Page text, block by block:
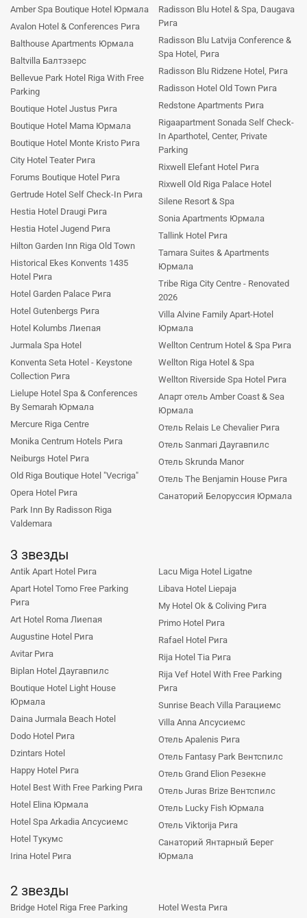
Amber Spa Boutique Hotel Юрмала
Avalon Hotel & Conferences Рига
Balthouse Apartments Юрмала
Baltvilla Балтэзерс
Bellevue Park Hotel Riga With Free
Parking
Boutique Hotel Justus Рига
Boutique Hotel Mama Юрмала
Boutique Hotel Monte Kristo Рига
City Hotel Teater Рига
Forums Boutique Hotel Рига
Gertrude Hotel Self Check-In Рига
Hestia Hotel Draugi Рига
Hestia Hotel Jugend Рига
Hilton Garden Inn Riga Old Town
Historical Ekes Konvents 1435
Hotel Рига
Hotel Garden Palace Рига
Hotel Gutenbergs Рига
Hotel Kolumbs Лиепая
Jurmala Spa Hotel
Konventa Seta Hotel - Keystone
Collection Рига
Lielupe Hotel Spa & Conferences
By Semarah Юрмала
Mercure Riga Centre
Monika Centrum Hotels Рига
Neiburgs Hotel Рига
Old Riga Boutique Hotel "Vecriga"
Opera Hotel Рига
Park Inn By Radisson Riga
Valdemara
Radisson Blu Hotel & Spa, Daugava
Рига
Radisson Blu Latvija Conference &
Spa Hotel, Рига
Radisson Blu Ridzene Hotel, Рига
Radisson Hotel Old Town Рига
Redstone Apartments Рига
Rigaapartment Sonada Self Check-
In Aparthotel, Center, Private
Parking
Rixwell Elefant Hotel Рига
Rixwell Old Riga Palace Hotel
Silene Resort & Spa
Sonia Apartments Юрмала
Tallink Hotel Рига
Tamara Suites & Apartments
Юрмала
Tribe Riga City Centre - Renovated
2026
Villa Alvine Family Apart-Hotel
Юрмала
Wellton Centrum Hotel & Spa Рига
Wellton Riga Hotel & Spa
Wellton Riverside Spa Hotel Рига
Апарт отель Amber Coast & Sea
Юрмала
Отель Relais Le Chevalier Рига
Отель Sanmari Даугавпилс
Отель Skrunda Manor
Отель The Benjamin House Рига
Санаторий Белоруссия Юрмала
3 звезды
Antik Apart Hotel Рига
Apart Hotel Tomo Free Parking
Рига
Art Hotel Roma Лиепая
Augustine Hotel Рига
Avitar Рига
Biplan Hotel Даугавпилс
Boutique Hotel Light House
Юрмала
Daina Jurmala Beach Hotel
Dodo Hotel Рига
Dzintars Hotel
Happy Hotel Рига
Hotel Best With Free Parking Рига
Hotel Elina Юрмала
Hotel Spa Arkadia Апсусиемс
Hotel Тукумс
Irina Hotel Рига
Lacu Miga Hotel Ligatne
Libava Hotel Liepaja
My Hotel Ok & Coliving Рига
Primo Hotel Рига
Rafael Hotel Рига
Rija Hotel Tia Рига
Rija Vef Hotel With Free Parking
Рига
Sunrise Beach Villa Рагациемс
Villa Anna Апсусиемс
Отель Apalenis Рига
Отель Fantasy Park Вентспилс
Отель Grand Elion Резекне
Отель Juras Brize Вентспилс
Отель Lucky Fish Юрмала
Отель Viktorija Рига
Санаторий Янтарный Берег
Юрмала
2 звезды
Bridge Hotel Riga Free Parking
Hotel Westa Рига